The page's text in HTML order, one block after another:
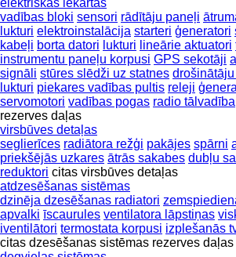
vadības bloki sensori rādītāju paneļi
lukturi elektroinstalācija starteri ģeneratori
kabeļi borta datori lukturi lineārie aktuatori
instrumentu paneļu korpusi GPS sekotāji
signāli stūres slēdži uz statnes
lukturi piekares vadības pultis releji
servomotori vadības pogas radio tālvadība
rezerves daļas
virsbūves detaļas
seglierīces radiātora režģi pakājes spārni
priekšējās uzkares ātrās sakabes dubļu
reduktori citas virsbūves detaļas
atdzesēšanas sistēmas
dzinēja dzesēšanas radiatori
apvalki īscaurules ventilatora lāpstiņas
iventilātori termostata korpusi izplešanās
citas dzesēšanas sistēmas rezerves daļas